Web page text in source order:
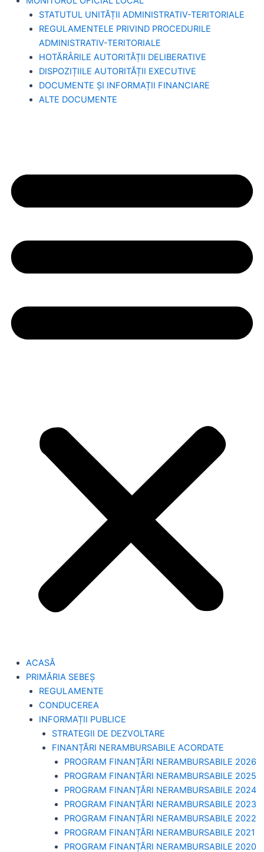
STATUTUL UNITĂȚII ADMINISTRATIV-TERITORIALE
REGULAMENTELE PRIVIND PROCEDURILE
ADMINISTRATIV-TERITORIALE
HOTĂRÂRILE AUTORITĂȚII DELIBERATIVE
DISPOZIȚIILE AUTORITĂȚII EXECUTIVE
DOCUMENTE ȘI INFORMAȚII FINANCIARE
ALTE DOCUMENTE
ACASĂ
PRIMĂRIA SEBEȘ
REGULAMENTE
CONDUCEREA
INFORMAȚII PUBLICE
STRATEGII DE DEZVOLTARE
FINANȚĂRI NERAMBURSABILE ACORDATE
PROGRAM FINANȚĂRI NERAMBURSABILE 2026
PROGRAM FINANȚĂRI NERAMBURSABILE 2025
PROGRAM FINANȚĂRI NERAMBURSABILE 2024
PROGRAM FINANȚĂRI NERAMBURSABILE 2023
PROGRAM FINANȚĂRI NERAMBURSABILE 2022
PROGRAM FINANȚĂRI NERAMBURSABILE 2021
PROGRAM FINANȚĂRI NERAMBURSABILE 2020